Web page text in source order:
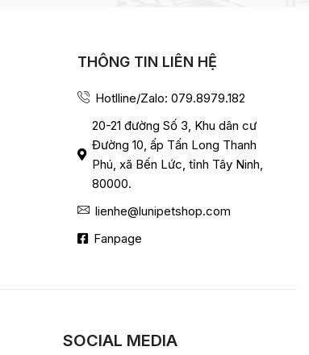
THÔNG TIN LIÊN HỆ
Hotlline/Zalo: 079.8979.182
20-21 đường Số 3, Khu dân cư
Đường 10, ấp Tấn Long Thanh
Phú, xã Bến Lức, tỉnh Tây Ninh,
80000.
lienhe@lunipetshop.com
Fanpage
SOCIAL MEDIA